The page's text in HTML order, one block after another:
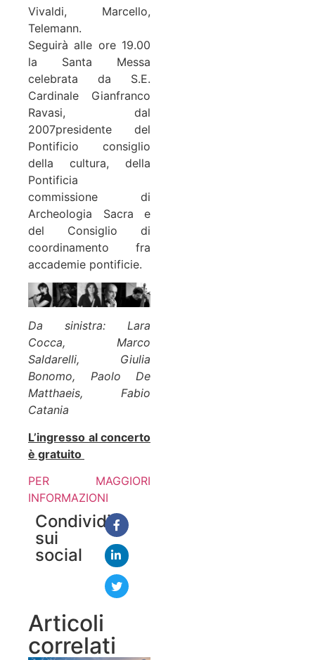
Vivaldi, Marcello,
Telemann.
Seguirà alle ore 19.00
la Santa Messa
celebrata da S.E.
Cardinale Gianfranco
Ravasi, dal
2007presidente del
Pontificio consiglio
della cultura, della
Pontificia
commissione di
Archeologia Sacra e
del Consiglio di
coordinamento fra
accademie pontificie.
Da sinistra: Lara
Cocca, Marco
Saldarelli, Giulia
Bonomo, Paolo De
Matthaeis, Fabio
Catania
L’ingresso al concerto
è gratuito
PER MAGGIORI
INFORMAZIONI
Condividi
sui
social
Articoli
correlati